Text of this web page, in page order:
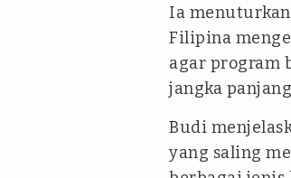
Ia
Filipina
agar program
jangka
Budi
yang saling